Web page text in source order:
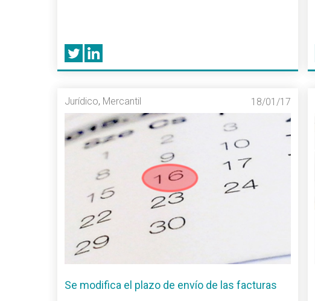
Jurídico, Mercantil 18/01/17
Se modifica el plazo de envío de las facturas